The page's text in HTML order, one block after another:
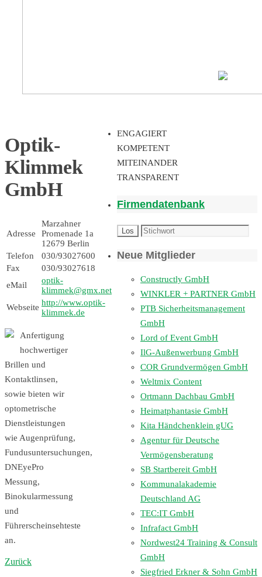
Optik-
Klimmek
GmbH
Adresse
Marzahner
Promenade 1a
12679 Berlin
Telefon
030/93027600
Fax
030/93027618
eMail
optik-
klimmek@gmx.net
Webseite http://www.optik-
klimmek.de
Anfertigung
hochwertiger
Brillen und
Kontaktlinsen,
sowie bieten wir
optometrische
Dienstleistungen
wie Augenprüfung,
Fundusuntersuchungen,
DNEyePro
Messung,
Binokularmessung
und
Führerscheinsehteste
an.
Zurück
ENGAGIERT
KOMPETENT
MITEINANDER
TRANSPARENT
Firmendatenbank
Neue Mitglieder
Constructly GmbH
WINKLER + PARTNER GmbH
PTB Sicherheitsmanagement
GmbH
Lord of Event GmbH
IlG-Außenwerbung GmbH
COR Grundvermögen GmbH
Weltmix Content
Ortmann Dachbau GmbH
Heimatphantasie GmbH
Kita Händchenklein gUG
Agentur für Deutsche
Vermögensberatung
SB Startbereit GmbH
Kommunalakademie
Deutschland AG
TEC:IT GmbH
Infrafact GmbH
Nordwest24 Training & Consult
GmbH
Siegfried Erkner & Sohn GmbH